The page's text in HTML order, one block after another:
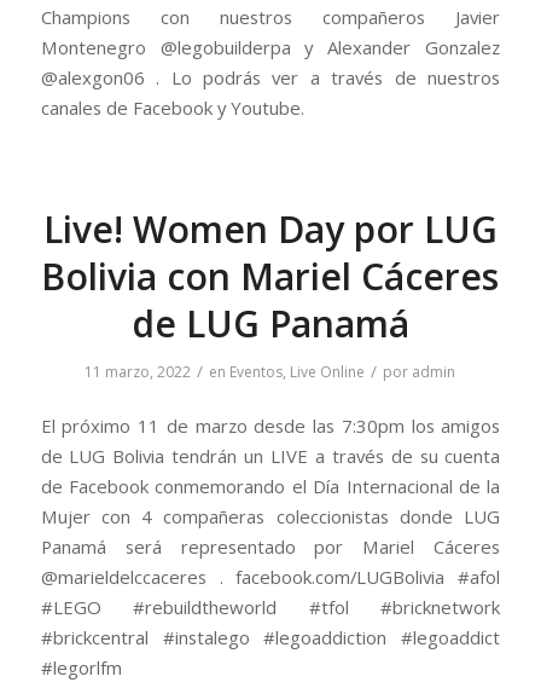
Champions con nuestros compañeros Javier
Montenegro @legobuilderpa y Alexander Gonzalez
@alexgon06 . Lo podrás ver a través de nuestros
canales de Facebook y Youtube.
Live! Women Day por LUG
Bolivia con Mariel Cáceres
de LUG Panamá
11 marzo, 2022 / en Eventos, Live Online / por admin
El próximo 11 de marzo desde las 7:30pm los amigos
de LUG Bolivia tendrán un LIVE a través de su cuenta
de Facebook conmemorando el Día Internacional de la
Mujer con 4 compañeras coleccionistas donde LUG
Panamá será representado por Mariel Cáceres
@marieldelccaceres . facebook.com/LUGBolivia #afol
#LEGO #rebuildtheworld #tfol #bricknetwork
#brickcentral #instalego #legoaddiction #legoaddict
#legorlfm